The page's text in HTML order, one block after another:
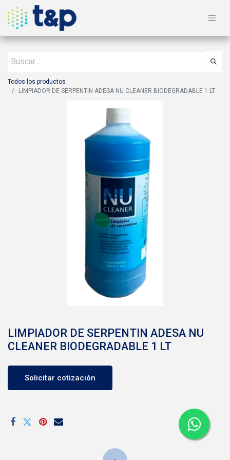
Todos los productos
LIMPIADOR DE SERPENTIN ADESA NU CLEANER BIODEGRADABLE 1 LT
LIMPIADOR DE SERPENTIN ADESA NU
CLEANER BIODEGRADABLE 1 LT
Solicitar cotización